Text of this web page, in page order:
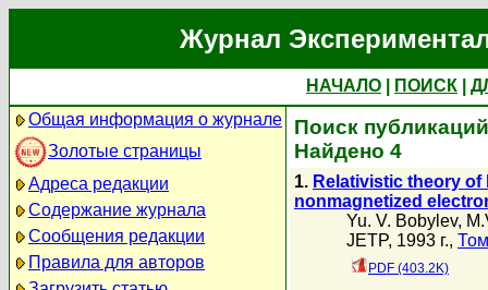
Журнал
НАЧАЛО ПОИСК
Общая информация о журнале
Золотые страницы
Адреса редакции
Содержание журнала
Сообщения редакции
Правила для авторов
Поиск
Найдено 4
1. Relativistic theory
nonmagnetized
Yu. V. Bobylev,
JETP, 1993 г.,
PDF (403.2K)